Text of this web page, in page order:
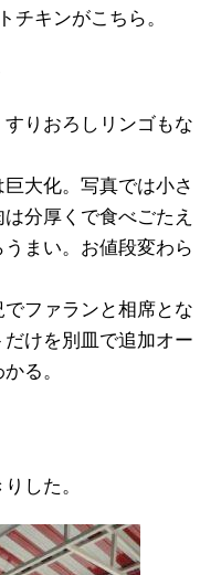
チキンがこちら。
りおろしリンゴもな
大化。写真では小さ
分厚くで食べごたえ
まい。お値段変わら
ファランと相席とな
けを別皿で追加オー
る。
した。